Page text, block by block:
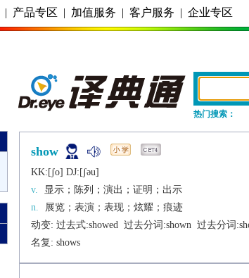
| 产品专区 | 加值服务 | 客户服务 | 企业专区
热门搜索：
show
KK:[ʃo] DJ:[ʃǝu]
v.
显示；陈列；演出；证明；出示
n.
展览；表演；表现；炫耀；痕迹
动变: 过去式:showed 过去分词:shown 过去分词:
名复: shows